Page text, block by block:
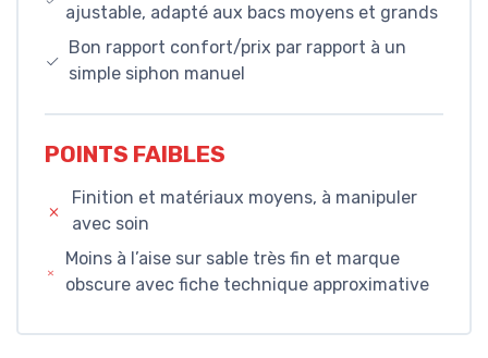
ajustable, adapté aux bacs moyens et grands
Bon rapport confort/prix par rapport à un
simple siphon manuel
POINTS FAIBLES
Finition et matériaux moyens, à manipuler
avec soin
Moins à l’aise sur sable très fin et marque
obscure avec fiche technique approximative